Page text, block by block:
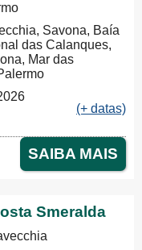
Savona, Baía
das Calanques,
Mar das
(+ datas)
SAIBA MAIS
Smeralda